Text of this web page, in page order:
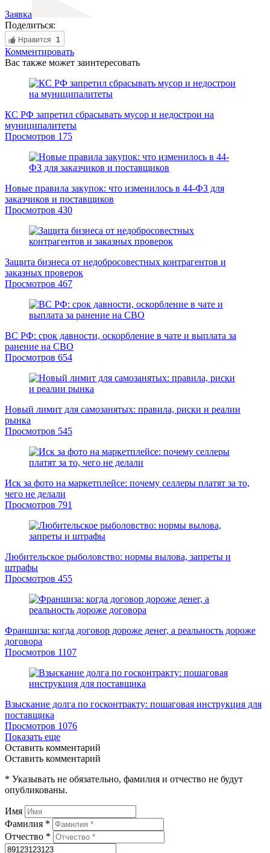
Заявка
Поделиться:
Нравится 1
Комментировать
Вас также может заинтересовать
КС РФ запретил сбрасывать мусор и недострои на
муниципалитеты
Просмотров 175
Новые правила закупок: что изменилось в 44-ФЗ для
заказчиков и поставщиков
Просмотров 430
Защита бизнеса от недобросовестных контрагентов и
заказных проверок
Просмотров 467
ВС РФ: срок давности, оскорбление в чате и выплата за
ранение на СВО
Просмотров 654
Новый лимит для самозанятых: правила, риски и реалии
рынка
Просмотров 545
Иск за фото на маркетплейсе: почему селлеры платят за то,
чего не делали
Просмотров 791
Любительское рыболовство: нормы вылова, запреты и
штрафы
Просмотров 455
Франшиза: когда договор дороже денег, а реальность дороже
договора
Просмотров 1107
Взыскание долга по госконтракту: пошаговая инструкция для
поставщика
Просмотров 1076
Показать еще
Оставить комментарий
Оставить комментарий
* Указывать не обязательно, фамилия и отчество не будут
опубликованы.
Имя
Фамилия *
Отчество *